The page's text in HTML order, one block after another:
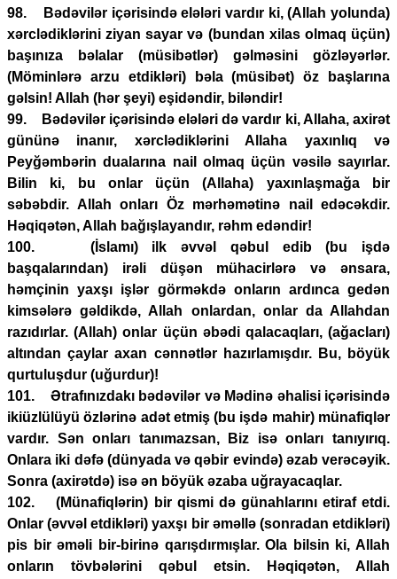
98. Bədəvilər içərisində elələri vardır ki, (Allah yolunda)
xərclədiklərini ziyan sayar və (bundan xilas olmaq üçün)
başınıza bəlalar (müsibətlər) gəlməsini gözləyərlər.
(Möminlərə arzu etdikləri) bəla (müsibət) öz başlarına
gəlsin! Allah (hər şeyi) eşidəndir, biləndir!
99. Bədəvilər içərisində elələri də vardır ki, Allaha, axirət
gününə inanır, xərclədiklərini Allaha yaxınlıq və
Peyğəmbərin dualarına nail olmaq üçün vəsilə sayırlar.
Bilin ki, bu onlar üçün (Allaha) yaxınlaşmağa bir
səbəbdir. Allah onları Öz mərhəmətinə nail edəcəkdir.
Həqiqətən, Allah bağışlayandır, rəhm edəndir!
100. (İslamı) ilk əvvəl qəbul edib (bu işdə
başqalarından) irəli düşən mühacirlərə və ənsara,
həmçinin yaxşı işlər görməkdə onların ardınca gedən
kimsələrə gəldikdə, Allah onlardan, onlar da Allahdan
razıdırlar. (Allah) onlar üçün əbədi qalacaqları, (ağacları)
altından çaylar axan cənnətlər hazırlamışdır. Bu, böyük
qurtuluşdur (uğurdur)!
101. Ətrafınızdakı bədəvilər və Mədinə əhalisi içərisində
ikiüzlülüyü özlərinə adət etmiş (bu işdə mahir) münafiqlər
vardır. Sən onları tanımazsan, Biz isə onları tanıyırıq.
Onlara iki dəfə (dünyada və qəbir evində) əzab verəcəyik.
Sonra (axirətdə) isə ən böyük əzaba uğrayacaqlar.
102. (Münafiqlərin) bir qismi də günahlarını etiraf etdi.
Onlar (əvvəl etdikləri) yaxşı bir əməllə (sonradan etdikləri)
pis bir əməli bir-birinə qarışdırmışlar. Ola bilsin ki, Allah
onların tövbələrini qəbul etsin. Həqiqətən, Allah